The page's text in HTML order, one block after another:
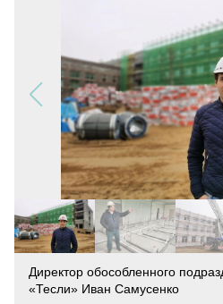
Директор обособленного
«Тесли» Иван Самусенко